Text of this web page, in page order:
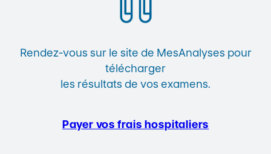
Rendez-vous sur le site de MesAnalyses pour
télécharger
les résultats de vos examens.
Payer vos frais hospitaliers